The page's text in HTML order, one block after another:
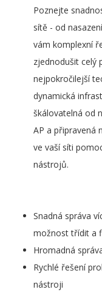
Poznejte
sítě - od
vám komplexní
zjednodušit celý
nejpokročilejší
dynamická
škálovatelná od
AP a připravená
ve vaší síti
nástrojů.
Snadná správa
možnost třídit a
Hromadná
Rychlé řešení
nástroji